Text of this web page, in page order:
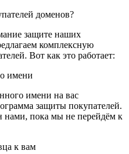
доменов?
защите наших
комплексную
Вот как это работает:
имени
имени на вас
защиты покупателей.
нами, пока мы не перейдём к
к вам